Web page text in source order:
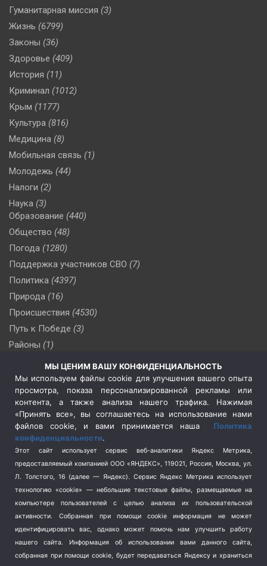
Гуманитарная миссия (3)
Жизнь (6799)
Законы (36)
Здоровье (409)
История (11)
Криминал (1012)
Крым (1177)
Культура (816)
Медицина (8)
Мобильная связь (1)
Молодежь (44)
Налоги (2)
Наука (3)
Образование (440)
Общество (48)
Погода (1280)
Поддержка участников СВО (7)
Политика (4397)
Природа (16)
Происшествия (4530)
Путь к Победе (3)
Районы (1)
Сельское хозяйство (3)
Социальная политика
(3)
Спецоперация в Украине
Спецоперация на Украине
(404)
Спорт (740)
Терроризм (1)
Транспорт (262)
Туризм (178)
Флот (76)
Школа и спорт (2)
МЫ ЦЕНИМ ВАШУ КОНФИДЕНЦИАЛЬНОСТЬ
Мы используем файлы cookie для улучшения вашего опыта
просмотра, показа персонализированной рекламы или
контента, а также анализа нашего трафика. Нажимая
«Принять все», вы соглашаетесь на использование нами
файлов cookie, и вами принимается наша Политика
конфиденциальности.
Этот сайт использует сервис веб-аналитики Яндекс Метрика,
предоставляемый компанией ООО «ЯНДЕКС», 119021, Россия, Москва, ул.
Л. Толстого, 16 (далее — Яндекс). Сервис Яндекс Метрика использует
технологию «cookie» — небольшие текстовые файлы, размещаемые на
компьютере пользователей с целью анализа их пользовательской
активности.
Собранная при помощи cookie информация не может
идентифицировать вас, однако может помочь нам улучшить работу
нашего сайта. Информация об использовании вами данного сайта,
собранная при помощи cookie, будет передаваться Яндексу и храниться